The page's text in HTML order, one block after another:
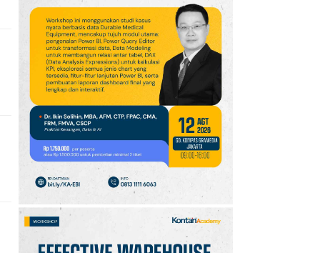
Promo Super Hemat
Indomaret 6–19 Agustus
2026, Diskon Kebutuhan
Rumah hingga 40%
10 Jadwal Persija vs Arema
FC Perebutan Juara 3
Piala Presiden 2026,
Kick-off Sore Ini